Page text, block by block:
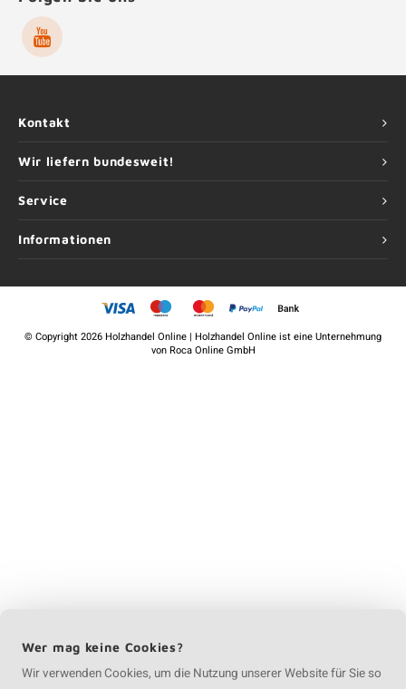
Kontakt
Wir liefern bundesweit!
Service
Informationen
©Copyright2026 Holzhandel Online | Holzhandel Online ist eine Unternehmung
vonRoca Online GmbH
Wer mag keine Cookies?
Wir verwenden Cookies, um die Nutzung unserer Website für Sie so